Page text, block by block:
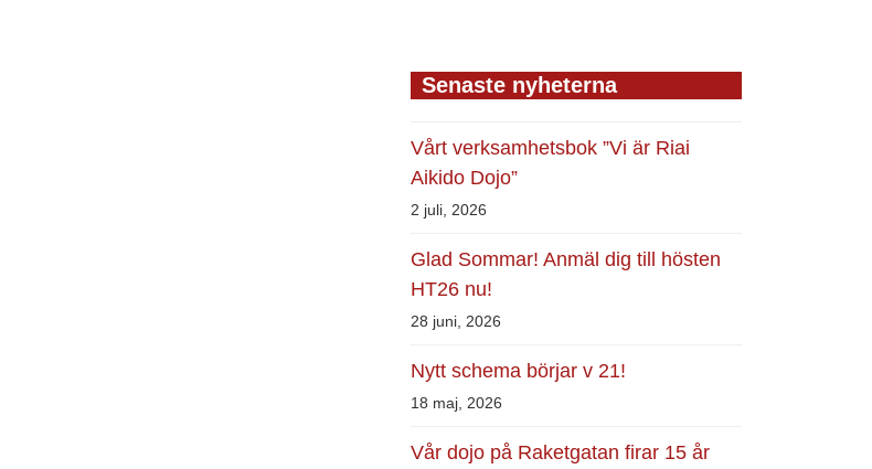
Senaste nyheterna
Vårt verksamhetsbok ”Vi är Riai
Aikido Dojo”
2 juli, 2026
Glad Sommar! Anmäl dig till hösten
HT26 nu!
28 juni, 2026
Nytt schema börjar v 21!
18 maj, 2026
Vår dojo på Raketgatan firar 15 år